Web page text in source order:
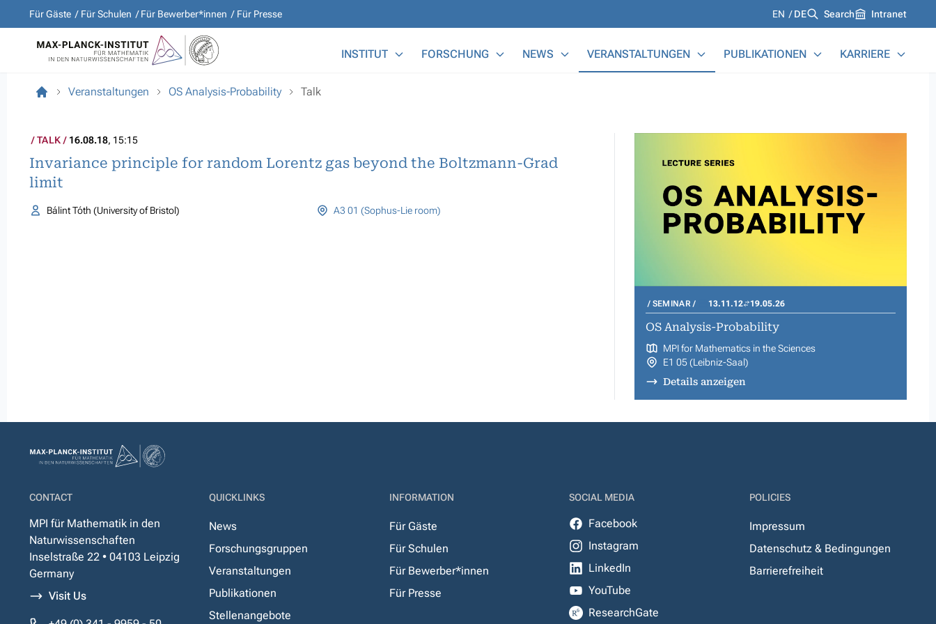
Für Gäste Für Schulen Für Bewerber*innen Für Presse Languages
EN DE Search Intranet
INSTITUT FORSCHUNG NEWS VERANSTALTUNGEN PUBLIKATIONEN KARRIERE
Veranstaltungen OS Analysis-Probability Talk
TALK 16.08.18, 15:15
Invariance principle for random Lorentz gas beyond the Boltzmann-Grad
limit
Bálint Tóth (University of Bristol) A3 01 (Sophus-Lie room)
SEMINAR 13.11.12 19.05.26
OS Analysis-Probability
MPI for Mathematics in the Sciences
E1 05 (Leibniz-Saal)
Details anzeigen
CONTACT
MPI für Mathematik in den
Naturwissenschaften
Inselstraße 22 • 04103 Leipzig
Germany
Visit Us
QUICKLINKS
News
Forschungsgruppen
Veranstaltungen
Publikationen
Stellenangebote
INFORMATION
Für Gäste
Für Schulen
Für Bewerber*innen
Für Presse
SOCIAL MEDIA
Facebook
Instagram
LinkedIn
YouTube
ResearchGate
POLICIES
Impressum
Datenschutz & Bedingungen
Barrierefreiheit